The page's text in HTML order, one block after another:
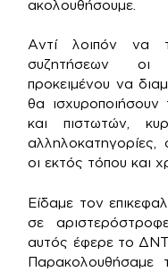
ακολουθήσουμε.
Αντί λοιπόν να
συζητήσεων οι
προκειμένου να
θα
και πιστωτών,
αλληλοκατηγορίες,
οι εκτός τόπου και
Είδαμε τον
σε
αυτός έφερε το
Παρακολουθήσαμε